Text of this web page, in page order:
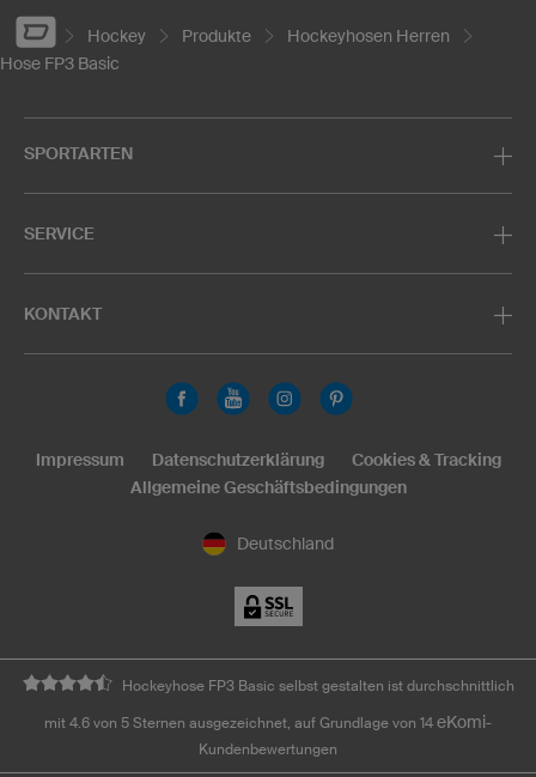
Hockey Produkte
Hockeyhosen Herren
Hose FP3 Basic
SPORTARTEN
SERVICE
KONTAKT
Deutschland
Impressum Datenschutzerklärung
Cookies & Tracking
Allgemeine Geschäftsbedingungen
Hockeyhose FP3 Basic selbst gestalten ist durchschnittlich
mit 4.6 von 5 Sternen ausgezeichnet, auf Grundlage von 14 eKomi-
Kundenbewertungen